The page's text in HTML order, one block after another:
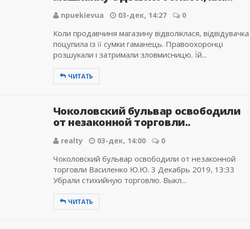
npuekievua 03-дек, 14:27 0
Коли продавчиня магазину відволіклася, відвідувачка
поцупила із її сумки гаманець. Правоохоронці
розшукали і затримали зловмисницю. Їй...
ЧИТАТЬ
Чоколовский бульвар освободили
от незаконной торговли..
realty 03-дек, 14:00 0
Чоколовский бульвар освободили от незаконной
торговли Василенко Ю.Ю. 3 Декабрь 2019, 13:33
Убрали стихийную торговлю. Выкл...
ЧИТАТЬ